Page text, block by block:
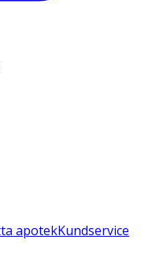
apotekKundservice